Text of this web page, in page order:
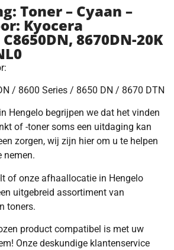
Toner – Cyaan –
Kyocera
C8650DN, 8670DN-20K
/ 8600 Series / 8650 DN / 8670 DTN
Hengelo begrijpen we dat het vinden
of -toner soms een uitdaging kan
zorgen, wij zijn hier om u te helpen
nemen.
of onze afhaallocatie in Hengelo
uitgebreid assortiment van
toners.
product compatibel is met uw
Onze deskundige klantenservice